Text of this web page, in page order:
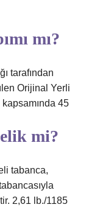
mı?
tarafından
Orijinal Yerli
45
mi?
tabanca,
2,61 lb./1185